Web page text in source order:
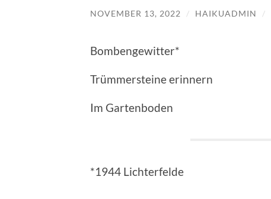
NOVEMBER 13, 2022 / HAIKUADMIN /
Bombengewitter*
Trümmersteine erinnern
Im Gartenboden
*1944 Lichterfelde